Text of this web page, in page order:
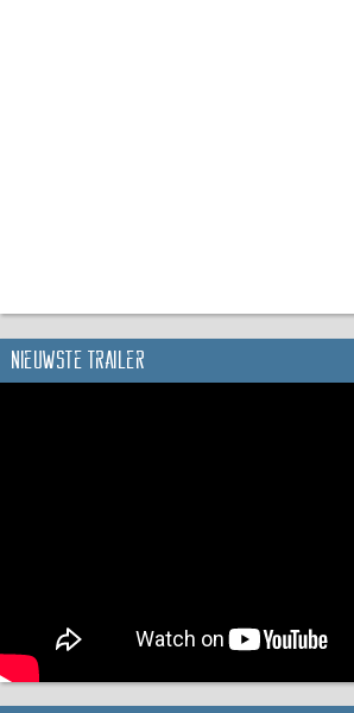
Nieuwste trailer